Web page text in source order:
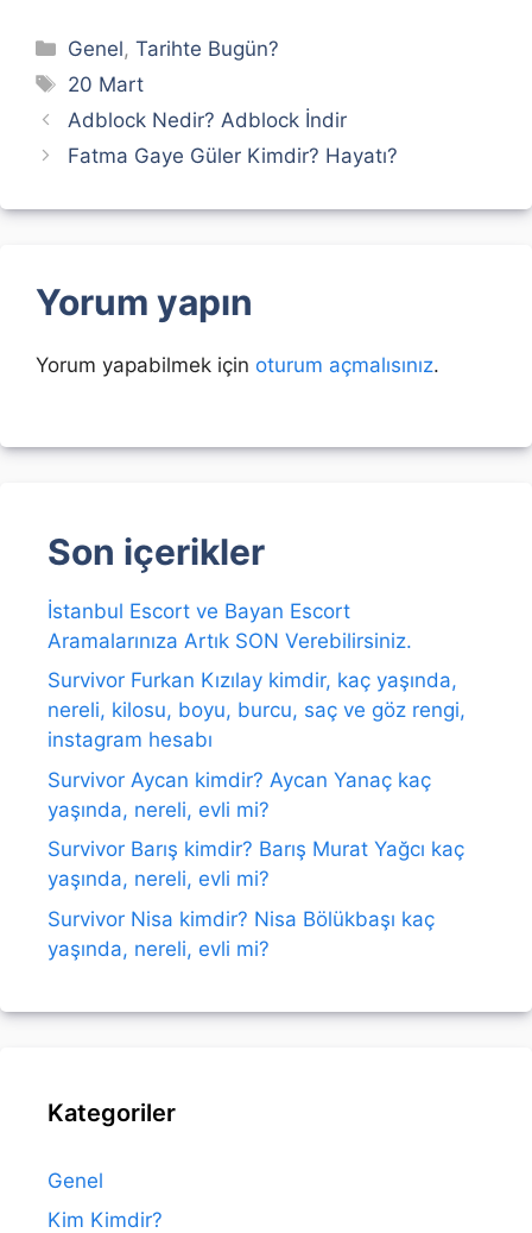
Kategoriler
Genel,Tarihte Bugün?
Etiketler
20 Mart
Adblock Nedir? Adblock İndir
Fatma Gaye Güler Kimdir? Hayatı?
Yorum yapın
Yorum yapabilmek için oturum açmalısınız.
Son içerikler
İstanbul Escort ve Bayan Escort
Aramalarınıza Artık SON Verebilirsiniz.
Survivor Furkan Kızılay kimdir, kaç yaşında,
nereli, kilosu, boyu, burcu, saç ve göz rengi,
instagram hesabı
Survivor Aycan kimdir? Aycan Yanaç kaç
yaşında, nereli, evli mi?
Survivor Barış kimdir? Barış Murat Yağcı kaç
yaşında, nereli, evli mi?
Survivor Nisa kimdir? Nisa Bölükbaşı kaç
yaşında, nereli, evli mi?
Kategoriler
Genel
Kim Kimdir?